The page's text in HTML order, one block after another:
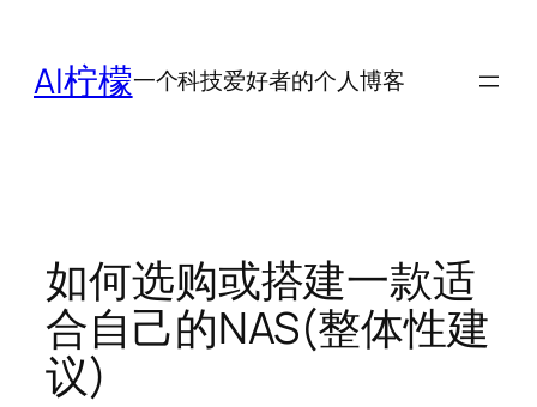
AI柠檬一个科技爱好者的个人博客
如何选购或搭建一款适
合自己的NAS(整体性建
议)